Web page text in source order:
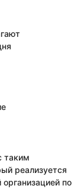
таким
реализуется
по